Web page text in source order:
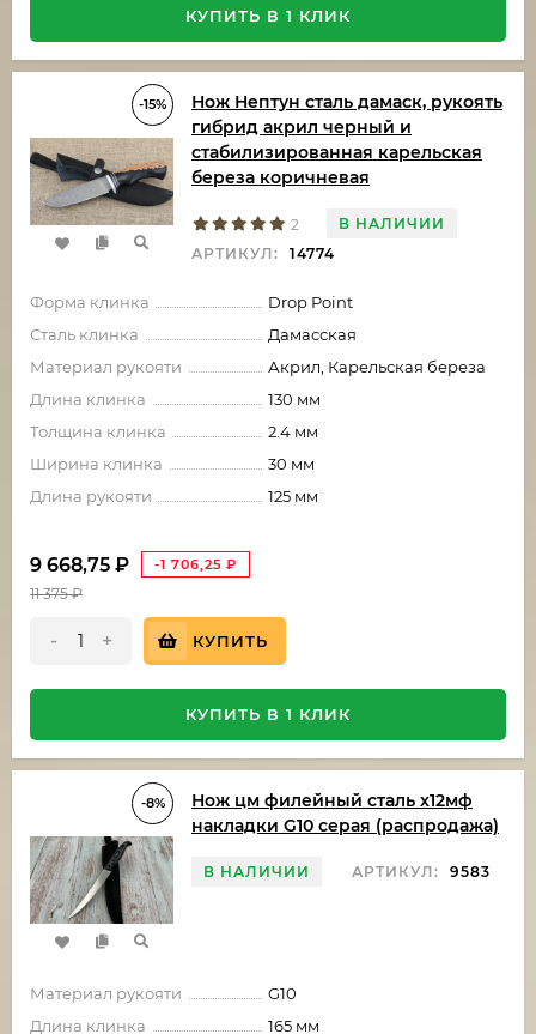
КУПИТЬ В 1 КЛИК
-15%
Нож Нептун сталь дамаск, рукоять
гибрид акрил черный и
стабилизированная карельская
береза коричневая
2
В НАЛИЧИИ
АРТИКУЛ:
14774
Форма клинка
Drop Point
Сталь клинка
Дамасская
Материал рукояти
Акрил, Карельская береза
Длина клинка
130 мм
Толщина клинка
2.4 мм
Ширина клинка
30 мм
Длина рукояти
125 мм
9 668,75 ₽ -1 706,25 ₽
11 375₽
- + КУПИТЬ
КУПИТЬ В 1 КЛИК
-8%
Нож цм филейный сталь х12мф
накладки G10 серая (распродажа)
В НАЛИЧИИ АРТИКУЛ: 9583
Материал рукояти
G10
Длина клинка
165 мм